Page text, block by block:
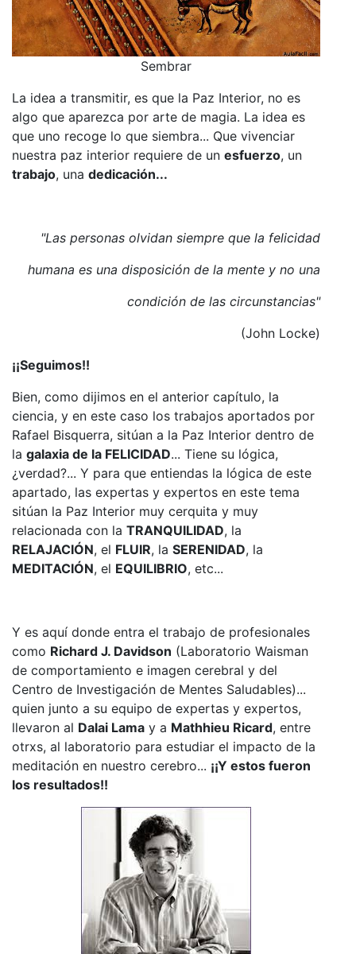
Sembrar
La idea a transmitir, es que la Paz Interior, no es
algo que aparezca por arte de magia. La idea es
que uno recoge lo que siembra... Que vivenciar
nuestra paz interior requiere de un esfuerzo, un
trabajo, una dedicación...
"Las personas olvidan siempre que la felicidad
humana es una disposición de la mente y no una
condición de las circunstancias"
(John Locke)
¡¡Seguimos!!
Bien, como dijimos en el anterior capítulo, la
ciencia, y en este caso los trabajos aportados por
Rafael Bisquerra, sitúan a la Paz Interior dentro de
la galaxia de la FELICIDAD... Tiene su lógica,
¿verdad?... Y para que entiendas la lógica de este
apartado, las expertas y expertos en este tema
sitúan la Paz Interior muy cerquita y muy
relacionada con la TRANQUILIDAD, la
RELAJACIÓN, el FLUIR, la SERENIDAD, la
MEDITACIÓN, el EQUILIBRIO, etc...
Y es aquí donde entra el trabajo de profesionales
como Richard J. Davidson (Laboratorio Waisman
de comportamiento e imagen cerebral y del
Centro de Investigación de Mentes Saludables)...
quien junto a su equipo de expertas y expertos,
llevaron al Dalai Lama y a Mathhieu Ricard, entre
otrxs, al laboratorio para estudiar el impacto de la
meditación en nuestro cerebro... ¡¡Y estos fueron
los resultados!!